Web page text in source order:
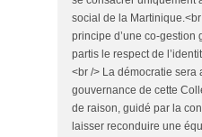
social de la
principe d’une co-gestion
partis le respect de
<br /> La démocratie
gouvernance de cette
de raison, guidé par la
laisser reconduire une